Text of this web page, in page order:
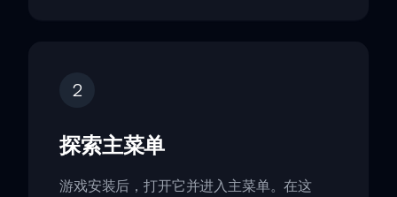
2
探索主菜单
游戏安装后，打开它并进入主菜单。在这